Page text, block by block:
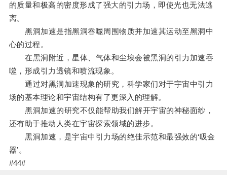
的质量和极高的密度形成了强大的引力场，即使光也无法逃
离。
黑洞加速是指黑洞吞噬周围物质并加速其运动至黑洞中
心的过程。
在黑洞附近，星体、气体和尘埃会被黑洞的引力加速吞
噬，形成引力透镜和喷流现象。
通过对黑洞加速现象的研究，科学家们对于宇宙中引力
场的基本理论和宇宙结构有了更深入的理解。
黑洞加速的研究不仅能帮助我们解开宇宙的神秘面纱，
还有助于推动人类在宇宙探索领域的进步。
黑洞加速，是宇宙中引力场的绝佳示范和最强效的‘吸金
器’。
#44#